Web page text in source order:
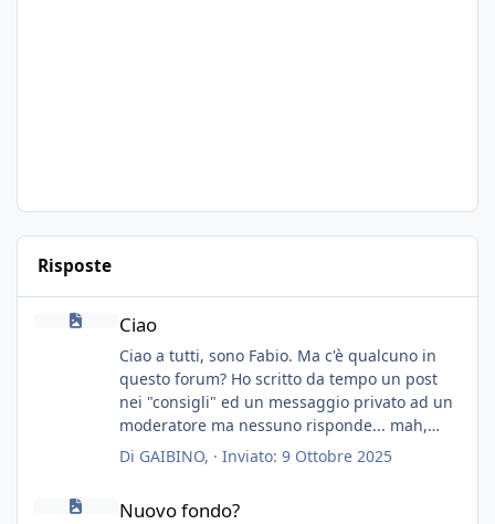
Risposte
Ciao
Ciao a tutti, sono Fabio. Ma c'è qualcuno in
questo forum? Ho scritto da tempo un post
nei "consigli" ed un messaggio privato ad un
moderatore ma nessuno risponde... mah,
chissà... speravo in un consiglio...
Di GAIBINO, · Inviato: 9 Ottobre 2025
Nuovo fondo?